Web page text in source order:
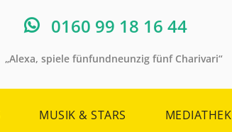
0160 99 18 16 44
„Alexa, spiele fünfundneunzig fünf Charivari“
MUSIK & STARS MEDIATHEK